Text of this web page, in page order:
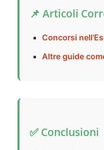
📌 Articoli
Concorsi
Altre guide
✅ Conclusioni